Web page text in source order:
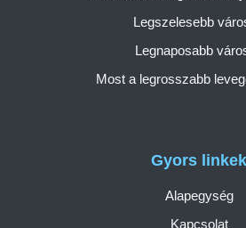
Gyors linkek
Alapegység
Kapcsolat
Legszelesebb
Legnaposabb
Most a legrosszabb